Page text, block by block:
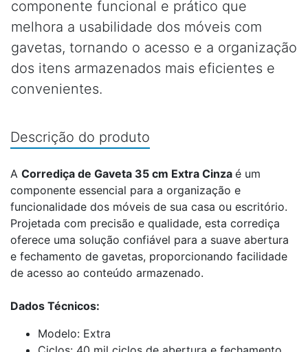
componente funcional e prático que
melhora a usabilidade dos móveis com
gavetas, tornando o acesso e a organização
dos itens armazenados mais eficientes e
convenientes.
Descrição do produto
A Corrediça de Gaveta 35 cm Extra Cinza é um
componente essencial para a organização e
funcionalidade dos móveis de sua casa ou escritório.
Projetada com precisão e qualidade, esta corrediça
oferece uma solução confiável para a suave abertura
e fechamento de gavetas, proporcionando facilidade
de acesso ao conteúdo armazenado.
Dados Técnicos:
Modelo: Extra